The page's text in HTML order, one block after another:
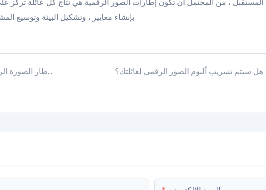
yiaiframe بإنشاء معايير ، وتشكيل البيئة وتوسيع المشهد على هذا المسار المحتمل والمستقر.
تحت موجة Smart Home ، كيفية الاستيلاء على سوق عرض إطار الصورة الرقمية؟ (1) هل سيتم تسريب ألبوم الصور الرقمي لعائلتك؟